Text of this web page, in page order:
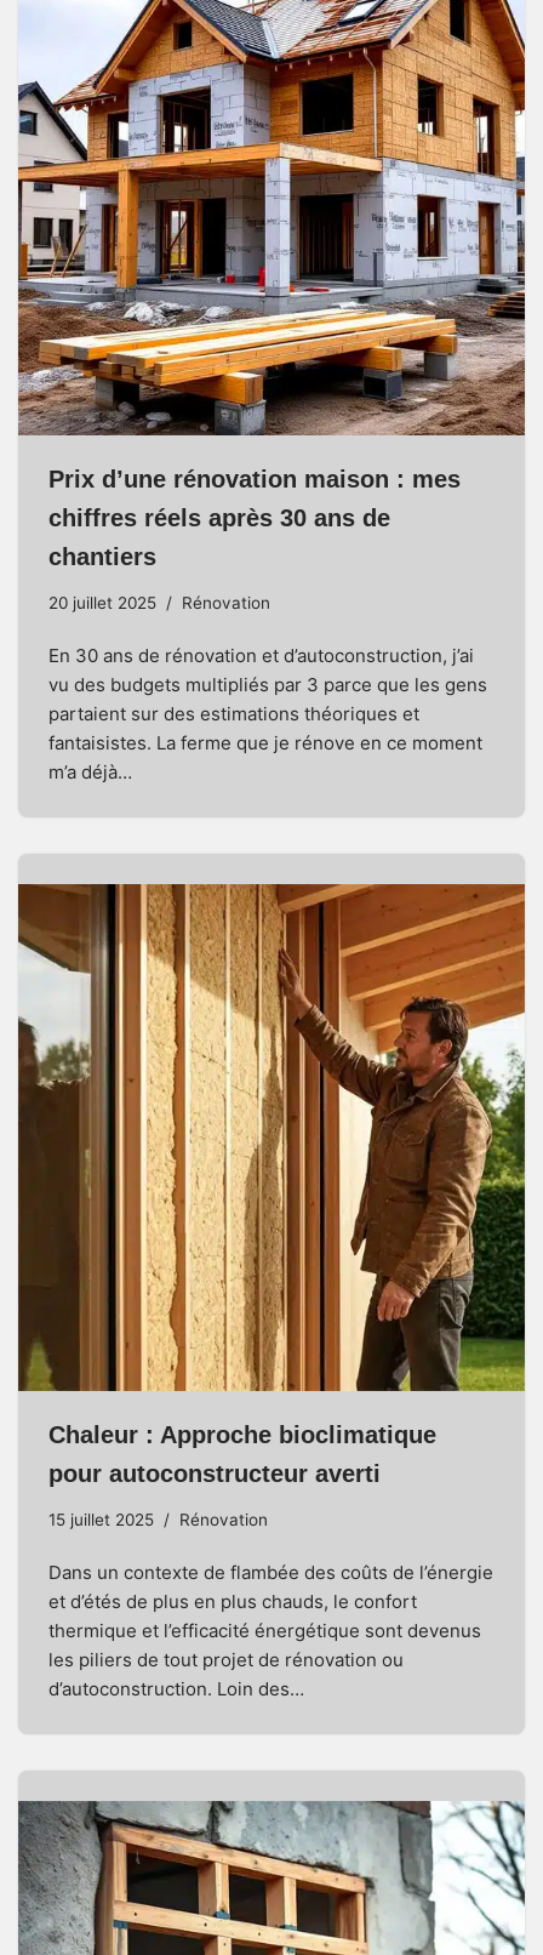
Prix d’une rénovation maison : mes
chiffres réels après 30 ans de
chantiers
20 juillet 2025 Rénovation
En 30 ans de rénovation et d’autoconstruction, j’ai
vu des budgets multipliés par 3 parce que les gens
partaient sur des estimations théoriques et
fantaisistes. La ferme que je rénove en ce moment
m’a déjà…
Chaleur : Approche bioclimatique
pour autoconstructeur averti
15 juillet 2025 Rénovation
Dans un contexte de flambée des coûts de l’énergie
et d’étés de plus en plus chauds, le confort
thermique et l’efficacité énergétique sont devenus
les piliers de tout projet de rénovation ou
d’autoconstruction. Loin des…